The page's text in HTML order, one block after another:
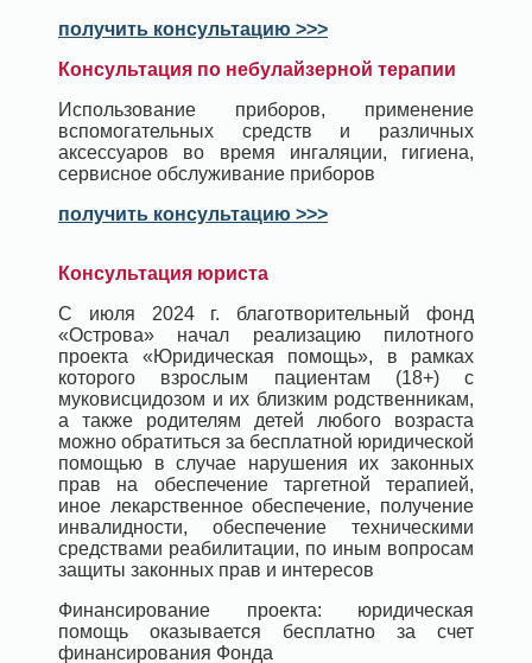
получить консультацию >>>
Консультация по небулайзерной терапии
Использование приборов, применение
вспомогательных средств и различных
аксессуаров во время ингаляции, гигиена,
сервисное обслуживание приборов
получить консультацию >>>
Консультация юриста
С июля 2024 г. благотворительный фонд
«Острова» начал реализацию пилотного
проекта «Юридическая помощь», в рамках
которого взрослым пациентам (18+) с
муковисцидозом и их близким родственникам,
а также родителям детей любого возраста
можно обратиться за бесплатной юридической
помощью в случае нарушения их законных
прав на обеспечение таргетной терапией,
иное лекарственное обеспечение, получение
инвалидности, обеспечение техническими
средствами реабилитации, по иным вопросам
защиты законных прав и интересов
Финансирование проекта: юридическая
помощь оказывается бесплатно за счет
финансирования Фонда